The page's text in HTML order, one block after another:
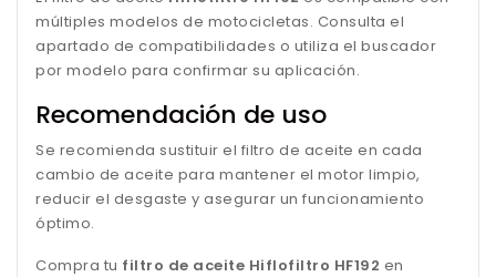
múltiples modelos de motocicletas. Consulta el
apartado de compatibilidades o utiliza el buscador
por modelo para confirmar su aplicación.
Recomendación de uso
Se recomienda sustituir el filtro de aceite en cada
cambio de aceite para mantener el motor limpio,
reducir el desgaste y asegurar un funcionamiento
óptimo.
Compra tu filtro de aceite Hiflofiltro HF192 en